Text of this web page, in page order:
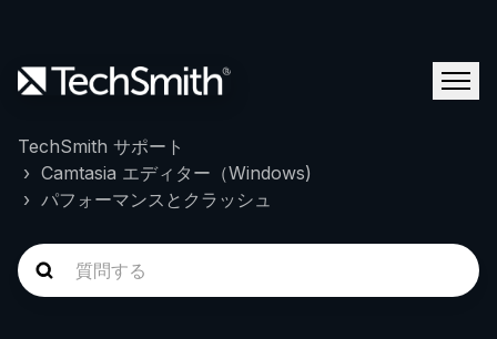
TechSmith サポート
Camtasia エディター（Windows)
パフォーマンスとクラッシュ